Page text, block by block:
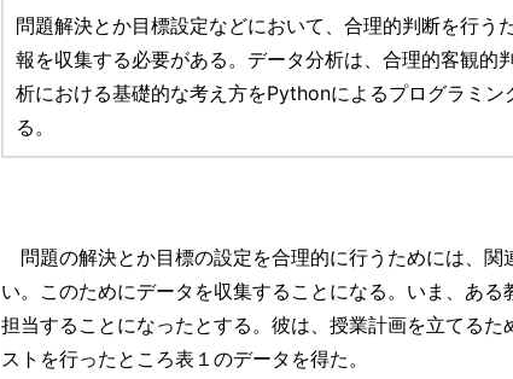
問題解決とか目標設定などにおいて、合理的判断を行う
報を収集する必要がある。データ分析は、合理的客観的
析における基礎的な考え方をPythonによるプログラミ
る。
問題の解決とか目標の設定を合理的に行うためには、関
い。このためにデータを収集することになる。いま、あ
担当することになったとする。彼は、授業計画を立てる
ストを行ったところ表１のデータを得た。